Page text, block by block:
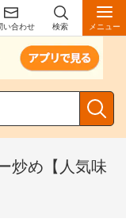
い合わせ 検索 メニュー
炒め【人気味